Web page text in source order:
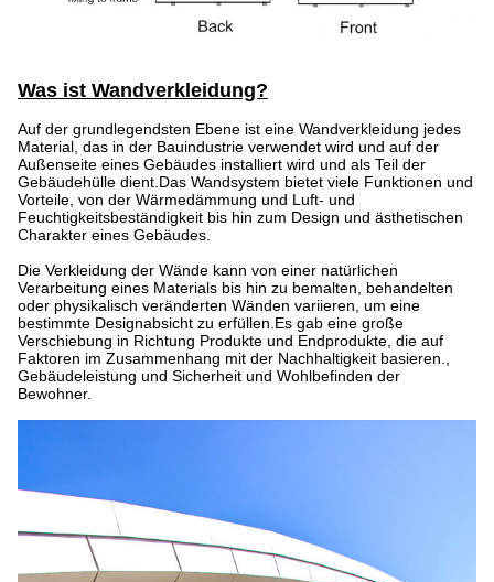
Was ist Wandverkleidung?
Auf der grundlegendsten Ebene ist eine Wandverkleidung jedes
Material, das in der Bauindustrie verwendet wird und auf der
Außenseite eines Gebäudes installiert wird und als Teil der
Gebäudehülle dient.Das Wandsystem bietet viele Funktionen und
Vorteile, von der Wärmedämmung und Luft- und
Feuchtigkeitsbeständigkeit bis hin zum Design und ästhetischen
Charakter eines Gebäudes.
Die Verkleidung der Wände kann von einer natürlichen
Verarbeitung eines Materials bis hin zu bemalten, behandelten
oder physikalisch veränderten Wänden variieren, um eine
bestimmte Designabsicht zu erfüllen.Es gab eine große
Verschiebung in Richtung Produkte und Endprodukte, die auf
Faktoren im Zusammenhang mit der Nachhaltigkeit basieren.,
Gebäudeleistung und Sicherheit und Wohlbefinden der
Bewohner.